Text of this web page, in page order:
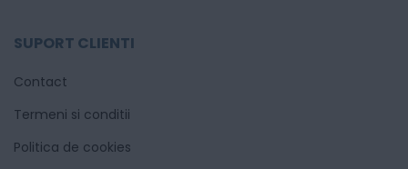
SUPORT CLIENTI
Contact
Termeni si conditii
Politica de cookies